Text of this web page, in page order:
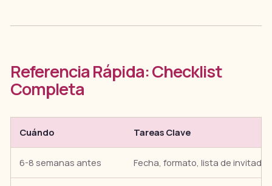
Referencia Rápida: Checklist
Completa
Cuándo Tareas Clave
6-8 semanas antes Fecha, formato, lista de